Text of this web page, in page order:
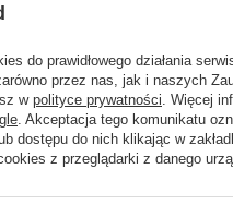
do prawidłowego działania
przez nas, jak i naszych
w polityce prywatności . Więcej
. Akceptacja tego komunikatu
dostępu do nich klikając w
z przeglądarki z danego